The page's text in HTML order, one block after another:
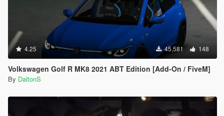
4.25 45,581 148
Volkswagen Golf R MK8 2021 ABT Edition [Add-On / FiveM]
By DaltonS